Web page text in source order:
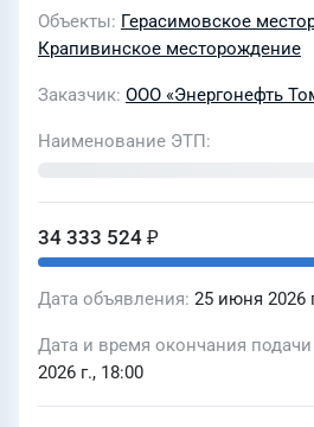
Объекты Герасимовское
Крапивинское месторождение
Заказчик ООО «Энергонефть
Наименование ЭТП
34 333 524 ₽
Дата объявления 25 июня 2026
Дата и время окончания
2026 г., 18:00